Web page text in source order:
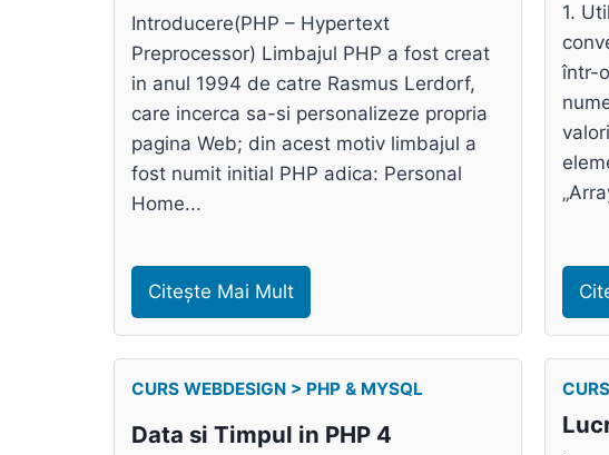
Introducere(PHP – Hypertext
Preprocessor) Limbajul PHP a fost creat
in anul 1994 de catre Rasmus Lerdorf,
care incerca sa-si personalizeze propria
pagina Web; din acest motiv limbajul a
fost numit initial PHP adica: Personal
Home...
Citește Mai Mult
1.
într-
CURS WEBDESIGN > PHP & MYSQL
Data si Timpul in PHP 4